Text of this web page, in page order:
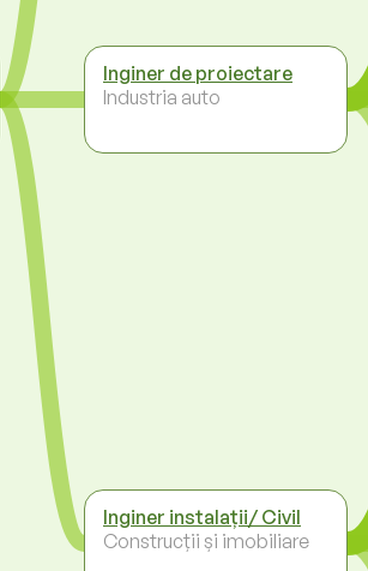
Inginer de proiectare
Industria auto
Inginer instalații/ Civil
Construcții și imobiliare